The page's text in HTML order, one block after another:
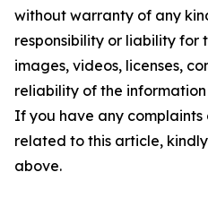
without warranty of any
responsibility or liability for
images, videos, licenses,
reliability of the
If you have any complaints
related to this article,
above.